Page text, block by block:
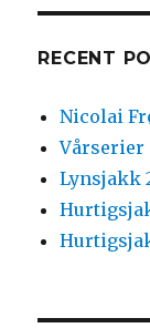
RECENT
Nicolai
Lynsjakk